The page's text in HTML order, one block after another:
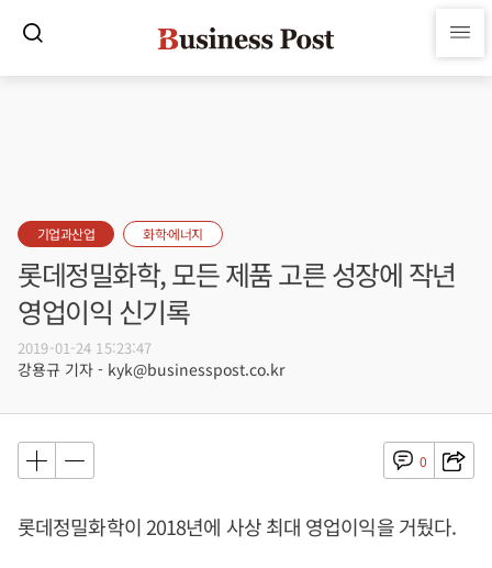
기업과산업 화학·에너지
롯데정밀화학, 모든 제품 고른 성장에 작년
영업이익 신기록
2019-01-24 15:23:47
강용규 기자 - kyk@businesspost.co.kr
0
롯데정밀화학이 2018년에 사상 최대 영업이익을 거뒀다.